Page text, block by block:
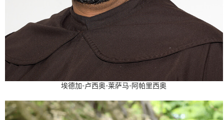
埃德加-卢西奥-莱萨马-阿帕里西奥